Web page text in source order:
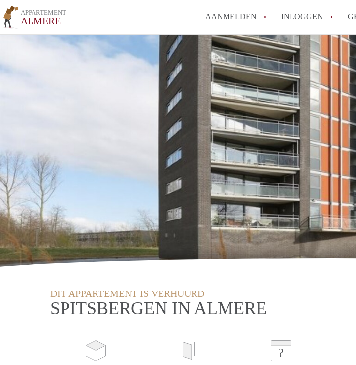
APPARTEMENT
ALMERE AANMELDEN INLOGGEN
How to
Wat is
Hoeveel
Wat is de
Berekent
Alle
DIT APPARTEMENT IS VERHUURD
SPITSBERGEN IN ALMERE
?